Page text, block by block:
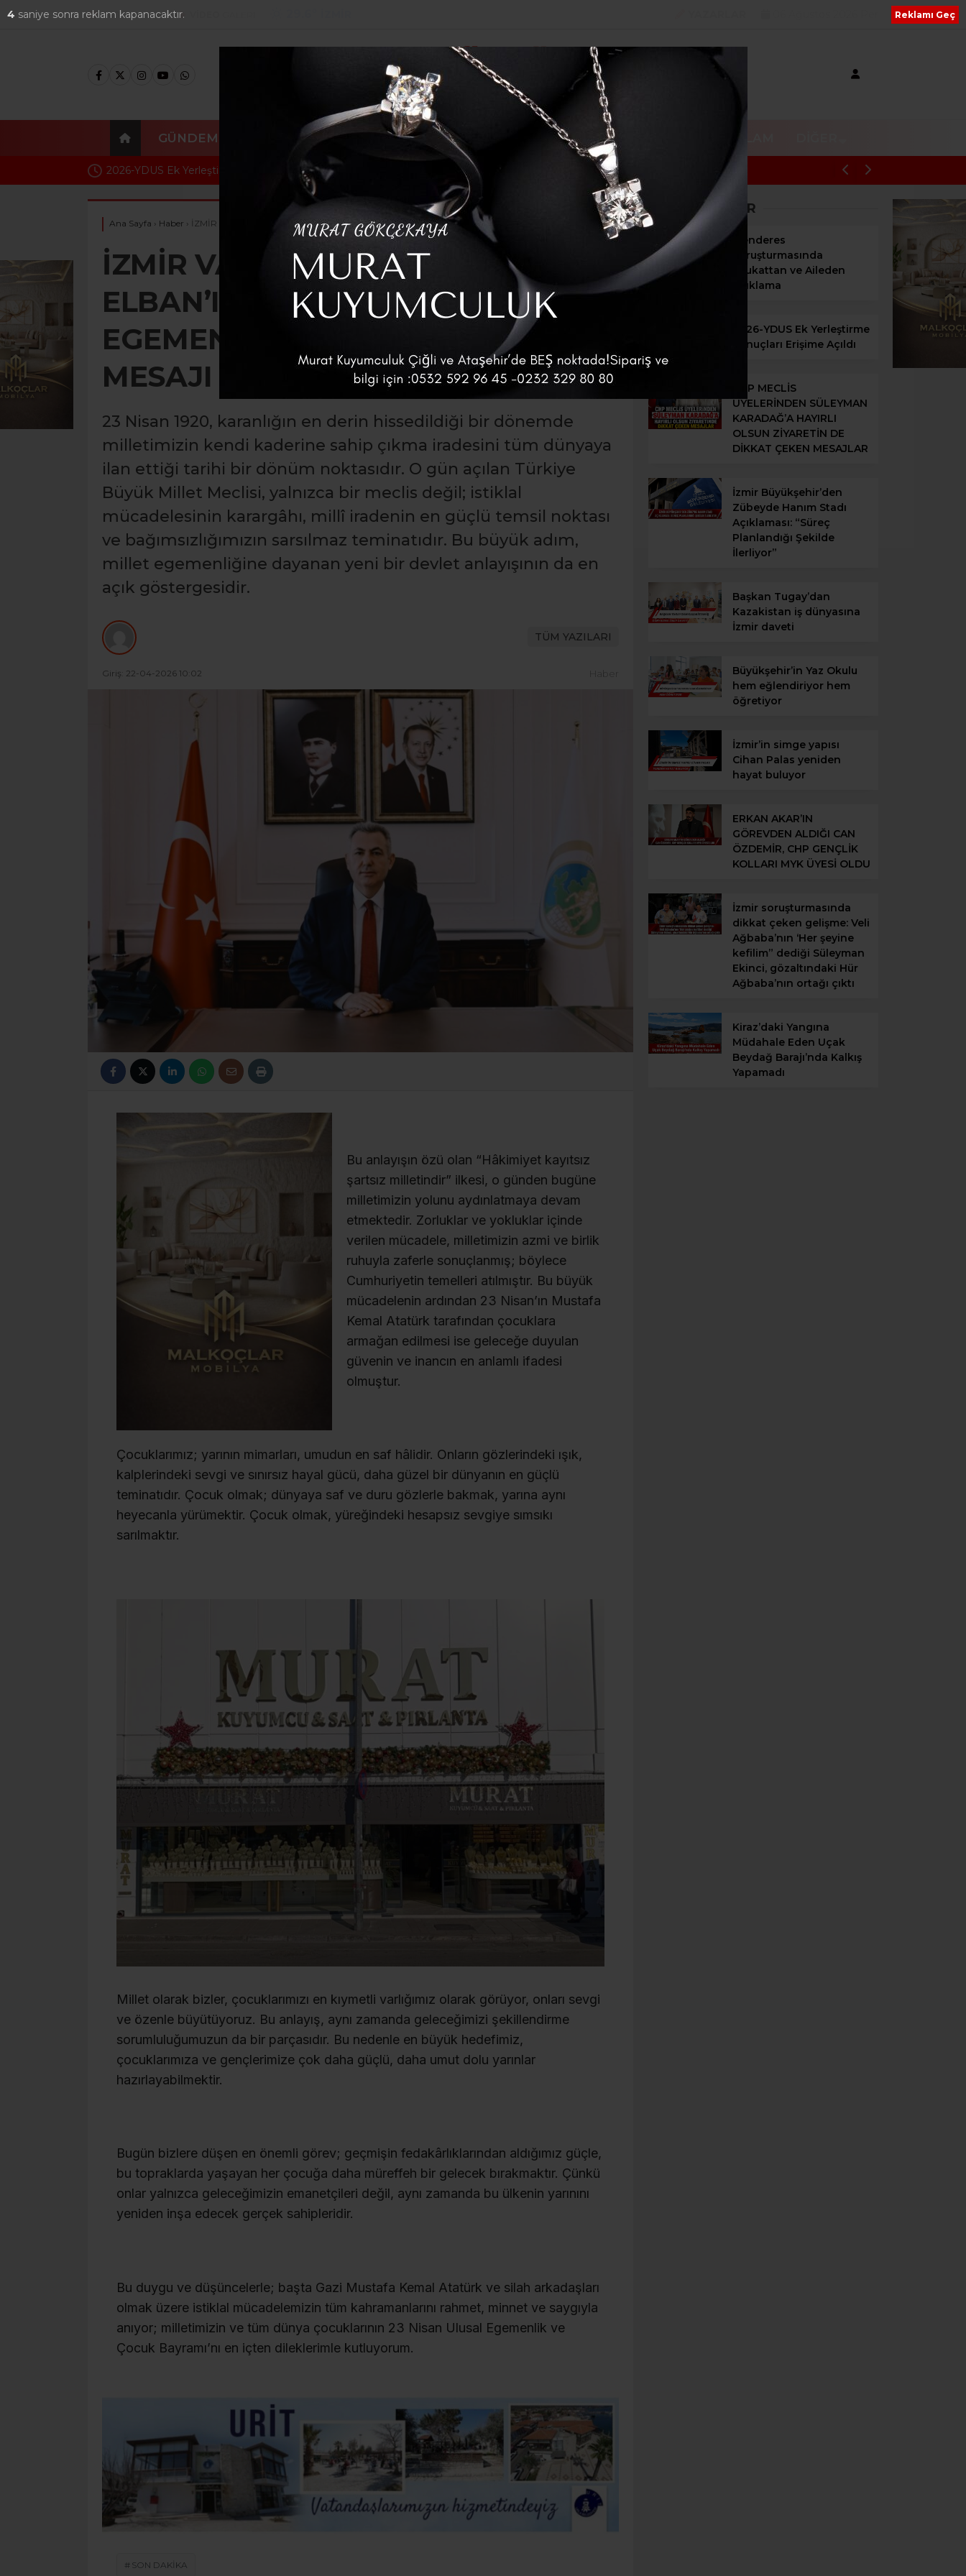
FOTOGALERİ
GÜNDEM EKONOMI POLITIKA SPOR HABER ARŞIV RESMI REKLAM
2026-YDUS Ek Yerleştirme Sonuçları Erişime Açıldı CHP MECLİS ÜYELERİNDEN
Ana Sayfa › Haber › İZMİR VALİSİ DR. SÜLEYMAN ELBAN’IN 23 NİSAN ULUSAL EGEMENLİK VE ÇOCUK BAYRAMI MESAJI
İZMİR VALİSİ DR. SÜLEYMAN
ELBAN’IN 23 NİSAN ULUSAL
EGEMENLİK VE ÇOCUK BAYRAMI
MESAJI
23 Nisan 1920, karanlığın en derin hissedildiği bir dönemde
milletimizin kendi kaderine sahip çıkma iradesini tüm dünyaya
ilan ettiği tarihi bir dönüm noktasıdır. O gün açılan Türkiye
Büyük Millet Meclisi, yalnızca bir meclis değil; istiklal
mücadelesinin karargâhı, millî iradenin en güçlü temsil noktası
ve bağımsızlığımızın sarsılmaz teminatıdır. Bu büyük adım,
millet egemenliğine dayanan yeni bir devlet anlayışının da en
açık göstergesidir.
TÜM YAZILARI
Giriş: 22-04-2026 10:02 Haber
Bu anlayışın özü olan “Hâkimiyet kayıtsız
şartsız milletindir” ilkesi, o günden bugüne
milletimizin yolunu aydınlatmaya devam
etmektedir. Zorluklar ve yokluklar içinde
verilen mücadele, milletimizin azmi ve birlik
ruhuyla zaferle sonuçlanmış; böylece
Cumhuriyetin temelleri atılmıştır. Bu büyük
mücadelenin ardından 23 Nisan’ın Mustafa
Kemal Atatürk tarafından çocuklara
armağan edilmesi ise geleceğe duyulan
güvenin ve inancın en anlamlı ifadesi
olmuştur.
Çocuklarımız; yarının mimarları, umudun en saf hâlidir. Onların gözlerindeki ışık,
kalplerindeki sevgi ve sınırsız hayal gücü, daha güzel bir dünyanın en güçlü
teminatıdır. Çocuk olmak; dünyaya saf ve duru gözlerle bakmak, yarına aynı
heyecanla yürümektir. Çocuk olmak, yüreğindeki hesapsız sevgiye sımsıkı
sarılmaktır.
Millet olarak bizler, çocuklarımızı en kıymetli varlığımız olarak görüyor, onları sevgi
ve özenle büyütüyoruz. Bu anlayış, aynı zamanda geleceğimizi şekillendirme
sorumluluğumuzun da bir parçasıdır. Bu nedenle en büyük hedefimiz,
çocuklarımıza ve gençlerimize çok daha güçlü, daha umut dolu yarınlar
hazırlayabilmektir.
Bugün bizlere düşen en önemli görev; geçmişin fedakârlıklarından aldığımız güçle,
bu topraklarda yaşayan her çocuğa daha müreffeh bir gelecek bırakmaktır. Çünkü
onlar yalnızca geleceğimizin emanetçileri değil, aynı zamanda bu ülkenin yarınını
yeniden inşa edecek gerçek sahipleridir.
Bu duygu ve düşüncelerle; başta Gazi Mustafa Kemal Atatürk ve silah arkadaşları
olmak üzere istiklal mücadelemizin tüm kahramanlarını rahmet, minnet ve saygıyla
anıyor; milletimizin ve tüm dünya çocuklarının 23 Nisan Ulusal Egemenlik ve
Çocuk Bayramı’nı en içten dileklerimle kutluyorum.
SON DAKİKA
SON HABERLER
Menderes
Soruşturmasında
Avukattan ve Aileden
Açıklama
2026-YDUS Ek Yerleştirme
Sonuçları Erişime Açıldı
CHP MECLİS
ÜYELERİNDEN SÜLEYMAN
KARADAĞ’A HAYIRLI
OLSUN ZİYARETİN DE
DİKKAT ÇEKEN MESAJLAR
İzmir Büyükşehir’den
Zübeyde Hanım Stadı
Açıklaması: “Süreç
Planlandığı Şekilde
İlerliyor”
Başkan Tugay’dan
Kazakistan iş dünyasına
İzmir daveti
Büyükşehir’in Yaz Okulu
hem eğlendiriyor hem
öğretiyor
İzmir’in simge yapısı
Cihan Palas yeniden
hayat buluyor
ERKAN AKAR’IN
GÖREVDEN ALDIĞI CAN
ÖZDEMİR, CHP GENÇLİK
KOLLARI MYK ÜYESİ OLDU
İzmir soruşturmasında
dikkat çeken gelişme: Veli
Ağbaba’nın ‘Her şeyine
kefilim” dediği Süleyman
Ekinci, gözaltındaki Hür
Ağbaba’nın ortağı çıktı
Kiraz’daki Yangına
Müdahale Eden Uçak
Beydağ Barajı’nda Kalkış
Yapamadı
2 saniye sonra reklam kapanacaktır. Reklamı Geç